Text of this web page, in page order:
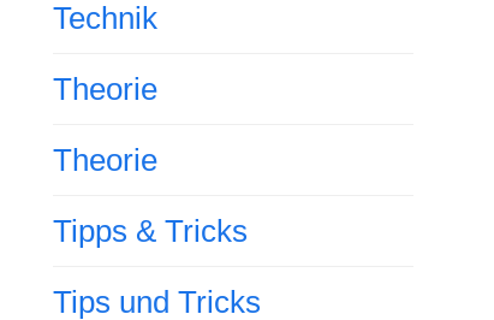
Technik
Theorie
Theorie
Tipps & Tricks
Tips und Tricks